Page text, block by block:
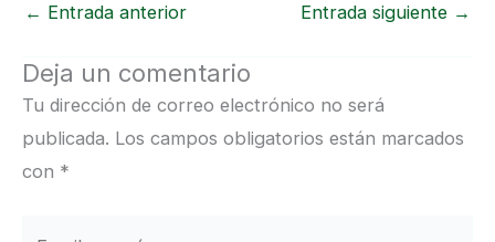
← Entrada anterior Entrada siguiente →
Deja un comentario
Tu dirección de correo electrónico no será
publicada. Los campos obligatorios están marcados
con *